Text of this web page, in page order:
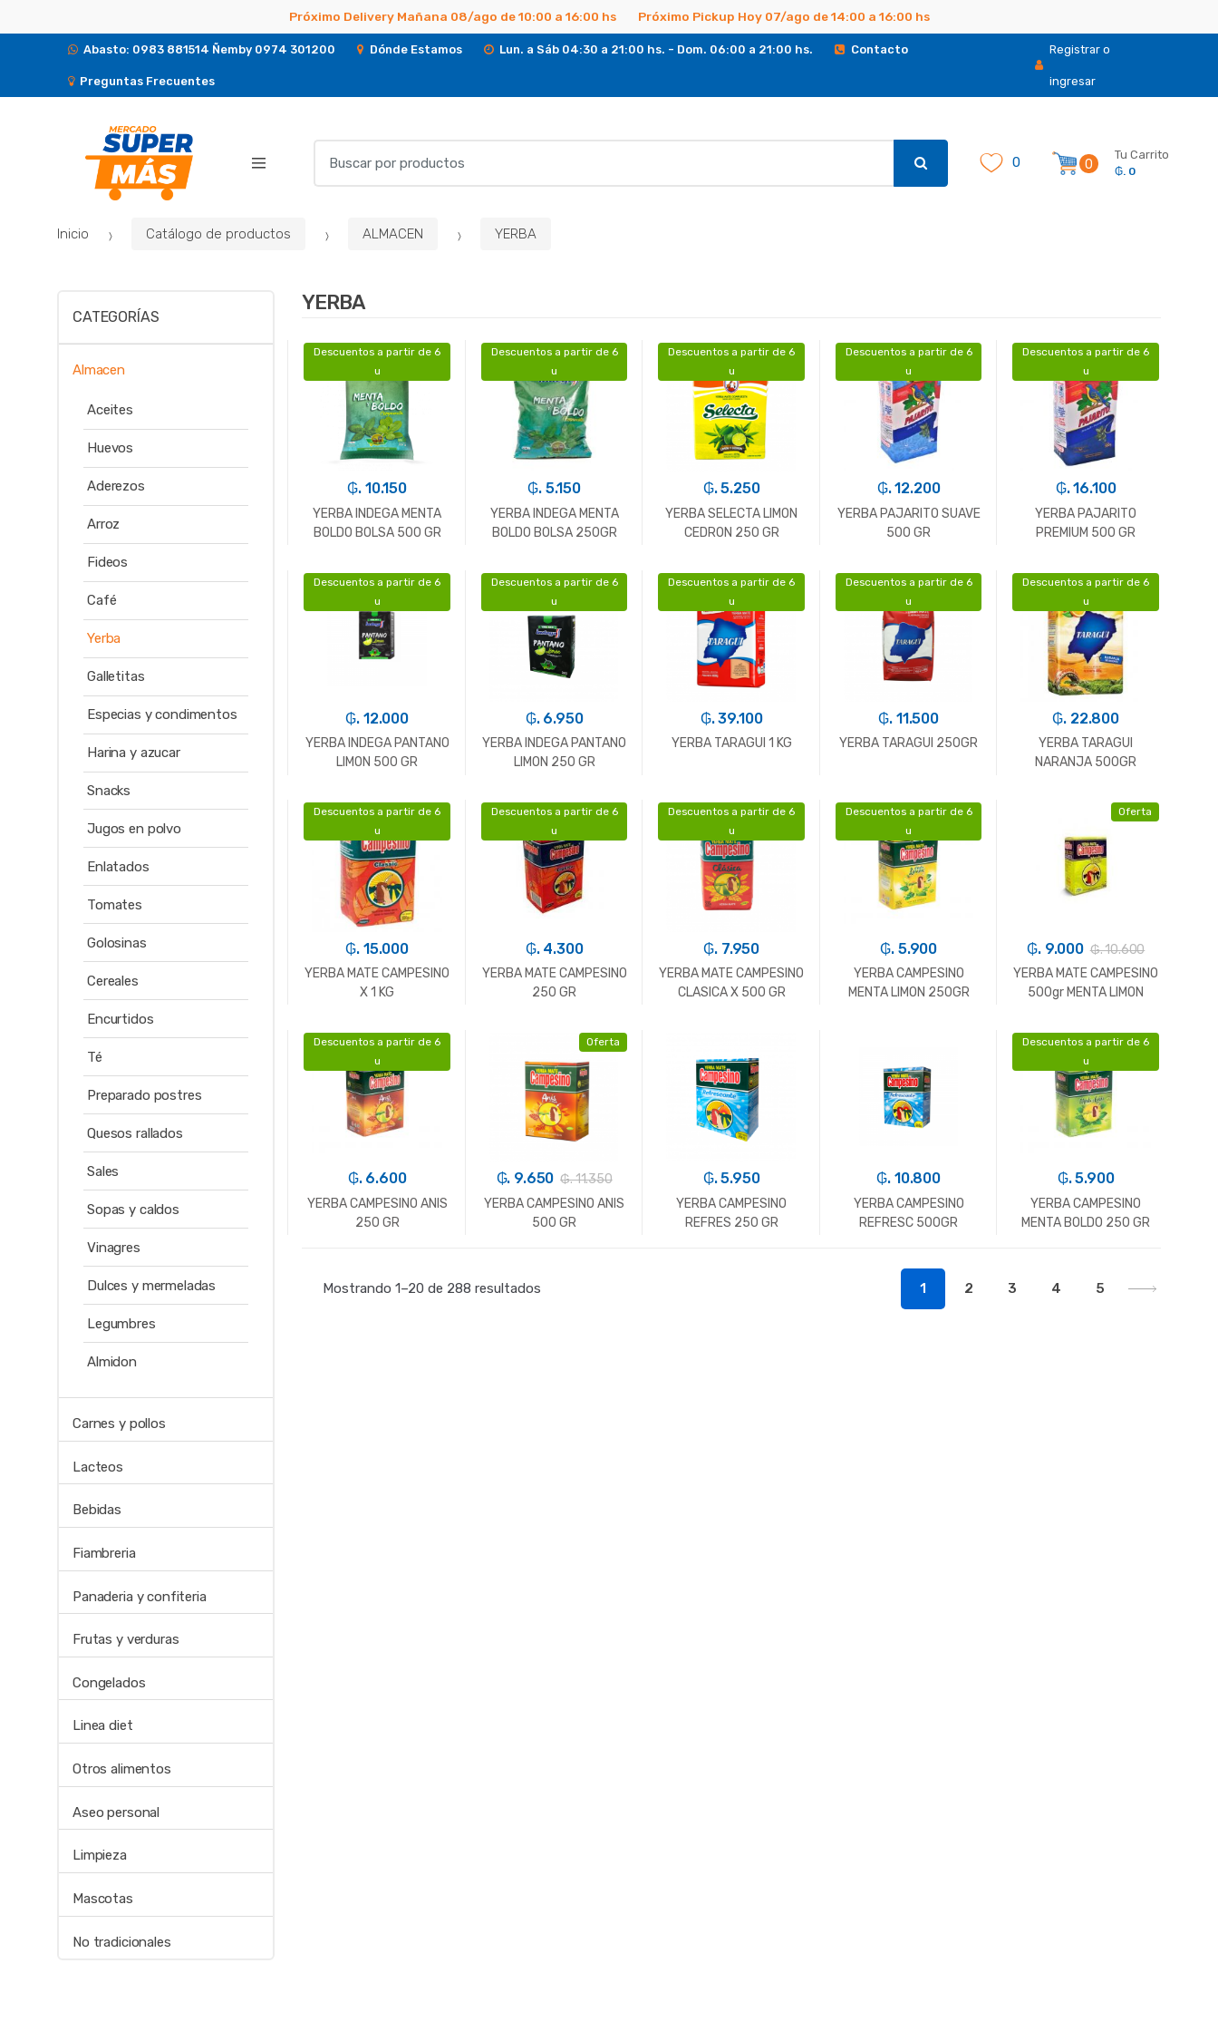
Próximo Delivery Mañana 08/ago de 10:00 a 16:00 hs Próximo Pickup Hoy 07/ago de 14:00 a 16:00 hs
Abasto: 0983 881514 Ñemby 0974 301200 Dónde Estamos Lun. a Sáb 04:30 a 21:00 hs. - Dom. 06:00 a 21:00 hs. Contacto
Preguntas Frecuentes
Registrar o
ingresar
o
:
0 0
Tu Carrito
₲. 0
Inicio Catálogo de productos ALMACEN YERBA
YERBA
Descuentos a partir de 6
u
₲. 10.150
YERBA INDEGA MENTA
BOLDO BOLSA 500 GR
- Un. +
Descuentos a partir de 6
u
₲. 5.150
YERBA INDEGA MENTA
BOLDO BOLSA 250GR
- Un. +
Descuentos a partir de 6
u
₲. 5.250
YERBA SELECTA LIMON
CEDRON 250 GR
- Un. +
Descuentos a partir de 6
u
₲. 12.200
YERBA PAJARITO SUAVE
500 GR
- Un. +
Descuentos a partir de 6
u
₲. 16.100
YERBA PAJARITO
PREMIUM 500 GR
- Un. +
Descuentos a partir de 6
u
₲. 12.000
YERBA INDEGA PANTANO
LIMON 500 GR
- Un. +
Descuentos a partir de 6
u
₲. 6.950
YERBA INDEGA PANTANO
LIMON 250 GR
- Un. +
Descuentos a partir de 6
u
₲. 39.100
YERBA TARAGUI 1 KG
- Un. +
Descuentos a partir de 6
u
₲. 11.500
YERBA TARAGUI 250GR
- Un. +
Descuentos a partir de 6
u
₲. 22.800
YERBA TARAGUI
NARANJA 500GR
+
Descuentos a partir de 6
u
₲. 15.000
YERBA MATE CAMPESINO
X 1 KG
- Un. +
Descuentos a partir de 6
u
₲. 4.300
YERBA MATE CAMPESINO
250 GR
+
Descuentos a partir de 6
u
₲. 7.950
YERBA MATE CAMPESINO
CLASICA X 500 GR
Descuentos a partir de 6
u
₲. 5.900
YERBA CAMPESINO
MENTA LIMON 250GR
Oferta
₲. 9.000 ₲. 10.600
YERBA MATE CAMPESINO
500gr MENTA LIMON
- Un. +
Descuentos a partir de 6
u
₲. 6.600
YERBA CAMPESINO ANIS
250 GR
Oferta
₲. 9.650 ₲. 11.350
YERBA CAMPESINO ANIS
500 GR
₲. 5.950
YERBA CAMPESINO
REFRES 250 GR
₲. 10.800
YERBA CAMPESINO
REFRESC 500GR
Un.
Descuentos a partir de 6
u
₲. 5.900
YERBA CAMPESINO
MENTA BOLDO 250 GR
Mostrando 1–20 de 288 resultados 1 2 3 4 5
CATEGORÍAS
Almacen
Aceites
Huevos
Aderezos
Arroz
Fideos
Café
Yerba
Galletitas
Especias y condimentos
Harina y azucar
Snacks
Jugos en polvo
Enlatados
Tomates
Golosinas
Cereales
Encurtidos
Té
Preparado postres
Quesos rallados
Sales
Sopas y caldos
Vinagres
Dulces y mermeladas
Legumbres
Almidon
Carnes y pollos
Lacteos
Bebidas
Fiambreria
Panaderia y confiteria
Frutas y verduras
Congelados
Linea diet
Otros alimentos
Aseo personal
Limpieza
Mascotas
No tradicionales